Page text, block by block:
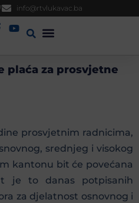
info@rtvlukavac.ba
plaća za prosvjetne
prosvjetnim radnicima,
srednjeg i visokog
kantonu bit će povećana
je to danas potpisanih
za djelatnost osnovnog i